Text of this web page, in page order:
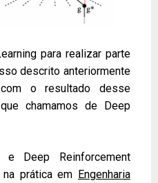
para realizar parte
descrito anteriormente
o resultado desse
chamamos de Deep
e Deep Reinforcement
prática em Engenharia